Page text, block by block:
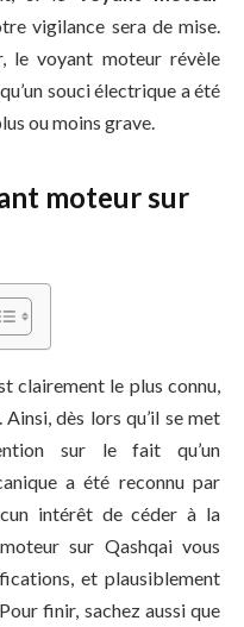
vigilance sera de mise.
le voyant moteur révèle
souci électrique a été
ou moins grave.
moteur sur
clairement le plus connu,
dès lors qu’il se met
sur le fait qu’un
a été reconnu par
intérêt de céder à la
sur Qashqai vous
et plausiblement
finir, sachez aussi que